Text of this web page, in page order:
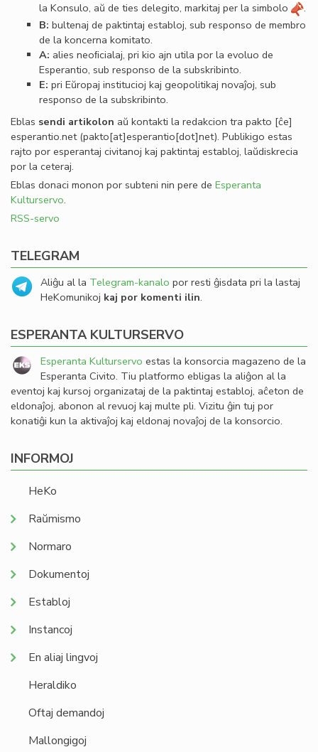
la Konsulo, aŭ de ties delegito, markitaj per la simbolo
.
B: bultenaj de paktintaj establoj, sub responso de membro
de la koncerna komitato.
A: alies neoﬁcialaj, pri kio ajn utila por la evoluo de
Esperantio, sub responso de la subskribinto.
E: pri Eŭropaj institucioj kaj geopolitikaj novaĵoj, sub
responso de la subskribinto.
Eblas sendi artikolon aŭ kontakti la redakcion tra pakto [ĉe]
esperantio.net(pakto[at]esperantio[dot]net). Publikigo estas
rajto por esperantaj civitanoj kaj paktintaj establoj, laŭdiskrecia
por la ceteraj.
Eblas donaci monon por subteni nin pere de Esperanta
Kulturservo.
RSS-servo
TELEGRAM
Aliĝu al la Telegram-kanalo por resti ĝisdata pri la lastaj
HeKomunikoj kaj por komenti ilin.
ESPERANTA KULTURSERVO
Esperanta Kulturservo estas la konsorcia magazeno de la
Esperanta Civito. Tiu platformo ebligas la aliĝon al la
eventoj kaj kursoj organizataj de la paktintaj establoj, aĉeton de
eldonaĵoj, abonon al revuoj kaj multe pli. Vizitu ĝin tuj por
konatiĝi kun la aktivaĵoj kaj eldonaj novaĵoj de la konsorcio.
INFORMOJ
HeKo
Raŭmismo
Normaro
Dokumentoj
Establoj
Instancoj
En aliaj lingvoj
Heraldiko
Oftaj demandoj
Mallongigoj